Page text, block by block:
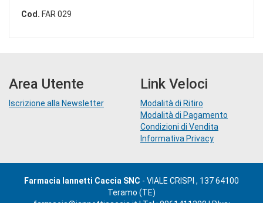
Cod. FAR 029
Area Utente
Iscrizione alla Newsletter
Link Veloci
Modalità di Ritiro
Modalità di Pagamento
Condizioni di Vendita
Informativa Privacy
Farmacia Iannetti Caccia SNC - VIALE CRISPI , 137 64100
Teramo (TE)